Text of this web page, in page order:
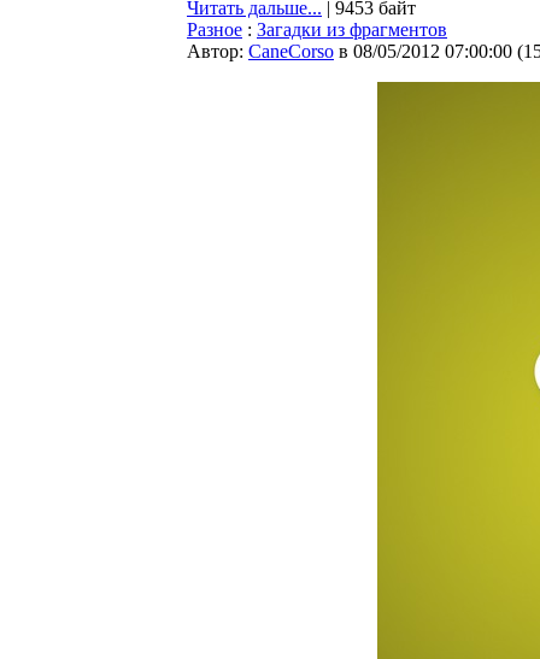
Читать дальше... | 9453 байт
Разное : Загадки из фрагментов
Автор: CaneCorso в 08/05/2012 07:00:00 (